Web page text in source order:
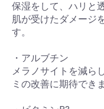
保湿をして、ハリと
肌が受けたダメージ
す。
・アルブチン
メラノサイトを減ら
ミの改善に期待でき